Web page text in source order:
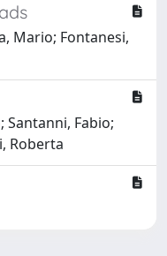
Mario; Fontanesi,
Santanni, Fabio;
Roberta